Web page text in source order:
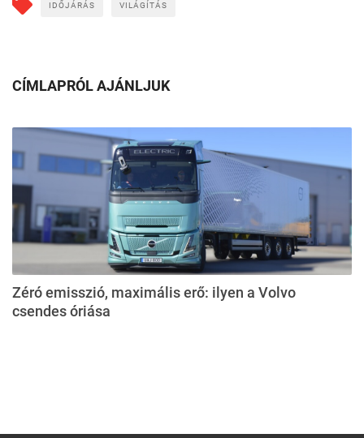
IDŐJÁRÁS VILÁGÍTÁS
CÍMLAPRÓL AJÁNLJUK
Zéró emisszió, maximális erő: ilyen a Volvo
csendes óriása